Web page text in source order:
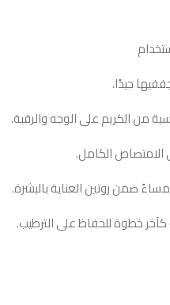
جيدًا.
من الكريم على الوجه والرقبة.
الكامل.
ضمن روتين العناية بالبشرة.
خطوة للحفاظ على الترطيب.